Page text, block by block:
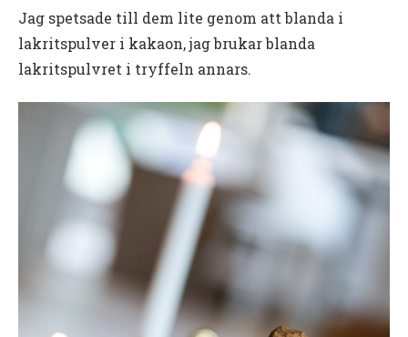
Jag spetsade till dem lite genom att blanda i
lakritspulver i kakaon, jag brukar blanda
lakritspulvret i tryffeln annars.